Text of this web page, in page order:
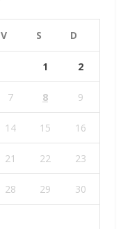
V S D
1 2
7 8 9
14 15 16
21 22 23
28 29 30